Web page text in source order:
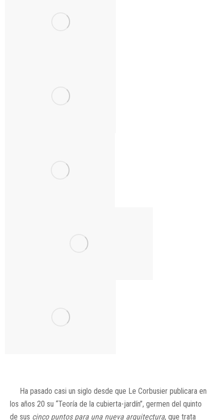
Ha pasado casi un siglo desde que Le Corbusier publicara en
los años 20 su “Teoría de la cubierta-jardín”, germen del quinto
de sus cinco puntos para una nueva arquitectura, que trata